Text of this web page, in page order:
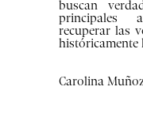
buscan
principales
recuperar las
históricamente
Carolina